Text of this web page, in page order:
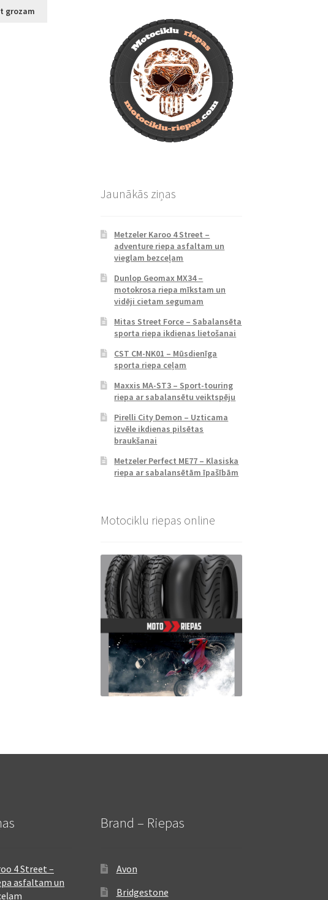
grozam
Jaunākās ziņas
Metzeler Karoo 4 Street –
adventure riepa asfaltam un
vieglam bezceļam
Dunlop Geomax MX34 –
motokrosa riepa mīkstam un
vidēji cietam segumam
Mitas Street Force – Sabalansēta
sporta riepa ikdienas lietošanai
CST CM-NK01 – Mūsdienīga
sporta riepa ceļam
Maxxis MA-ST3 – Sport-touring
riepa ar sabalansētu veiktspēju
Pirelli City Demon – Uzticama
izvēle ikdienas pilsētas
braukšanai
Metzeler Perfect ME77 – Klasiska
riepa ar sabalansētām īpašībām
Motociklu riepas online
4 Street –
asfaltam un
Brand – Riepas
Avon
Bridgestone